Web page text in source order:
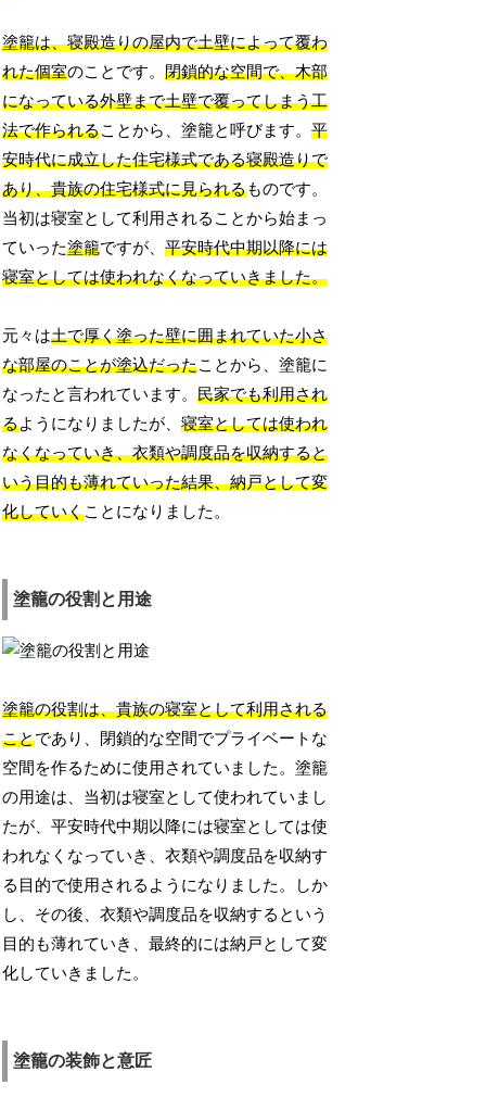
塗籠は、寝殿造りの屋内で土壁によって覆わ
れた個室のことです。閉鎖的な空間で、木部
になっている外壁まで土壁で覆ってしまう工
法で作られることから、塗籠と呼びます。平
安時代に成立した住宅様式である寝殿造りで
あり、貴族の住宅様式に見られるものです。
当初は寝室として利用されることから始まっ
ていった塗籠ですが、平安時代中期以降には
寝室としては使われなくなっていきました。
元々は土で厚く塗った壁に囲まれていた小さ
な部屋のことが塗込だったことから、塗籠に
なったと言われています。民家でも利用され
るようになりましたが、寝室としては使われ
なくなっていき、衣類や調度品を収納すると
いう目的も薄れていった結果、納戸として変
化していくことになりました。
塗籠の役割と用途
塗籠の役割は、貴族の寝室として利用される
ことであり、閉鎖的な空間でプライベートな
空間を作るために使用されていました。塗籠
の用途は、当初は寝室として使われていまし
たが、平安時代中期以降には寝室としては使
われなくなっていき、衣類や調度品を収納す
る目的で使用されるようになりました。しか
し、その後、衣類や調度品を収納するという
目的も薄れていき、最終的には納戸として変
化していきました。
塗籠の装飾と意匠